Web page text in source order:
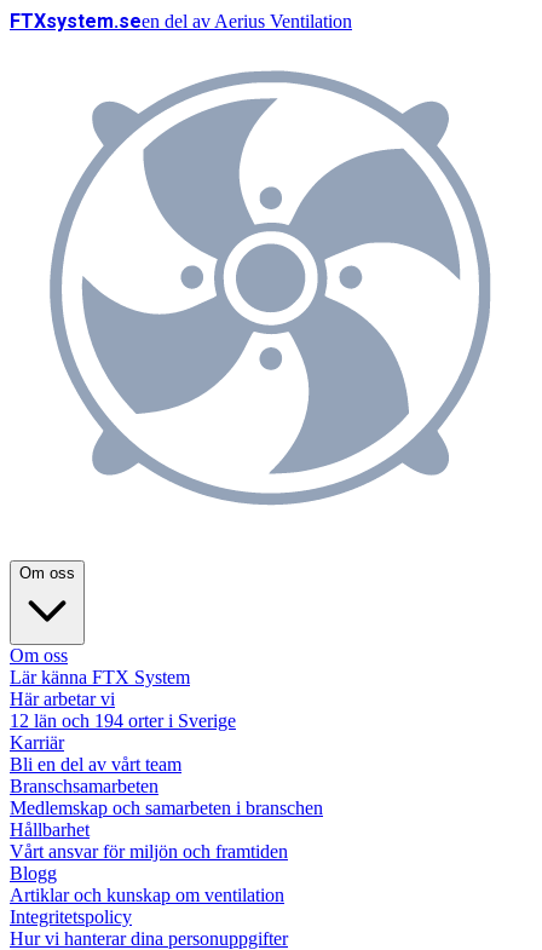
FTXsystem.seen del av Aerius Ventilation
Om oss
Om oss
Lär känna FTX System
Här arbetar vi
12 län och 194 orter i Sverige
Karriär
Bli en del av vårt team
Branschsamarbeten
Medlemskap och samarbeten i branschen
Hållbarhet
Vårt ansvar för miljön och framtiden
Blogg
Artiklar och kunskap om ventilation
Integritetspolicy
Hur vi hanterar dina personuppgifter